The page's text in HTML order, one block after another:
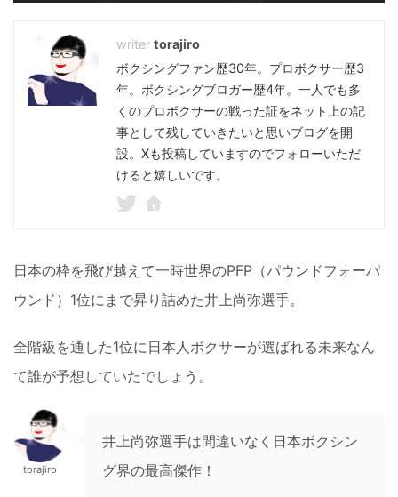
torajiro
ボクシングファン歴30年。プロボクサー歴3
年。ボクシングブロガー歴4年。一人でも多
くのプロボクサーの戦った証をネット上の記
事として残していきたいと思いブログを開
設。Xも投稿していますのでフォローいただ
けると嬉しいです。
日本の枠を飛び越えて一時世界のPFP（パウンドフォーパ
ウンド）1位にまで昇り詰めた井上尚弥選手。
全階級を通した1位に日本人ボクサーが選ばれる未来なん
て誰が予想していたでしょう。
torajiro
井上尚弥選手は間違いなく日本ボクシン
グ界の最高傑作！